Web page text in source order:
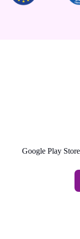
Google Play